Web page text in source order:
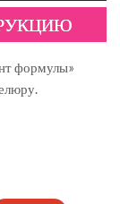
формулы»